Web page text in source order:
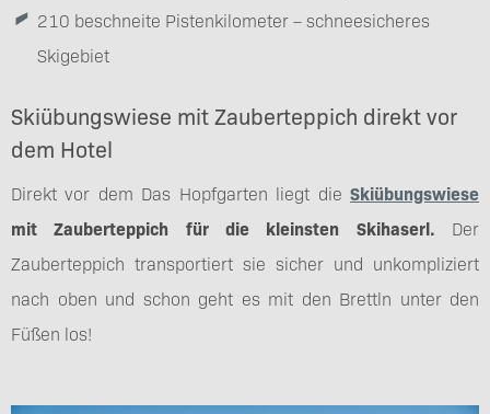
210 beschneite Pistenkilometer – schneesicheres
Skigebiet
Skiübungswiese mit Zauberteppich direkt vor
dem Hotel
Direkt vor dem Das Hopfgarten liegt die Skiübungswiese
mit Zauberteppich für die kleinsten Skihaserl. Der
Zauberteppich transportiert sie sicher und unkompliziert
nach oben und schon geht es mit den Brettln unter den
Füßen los!